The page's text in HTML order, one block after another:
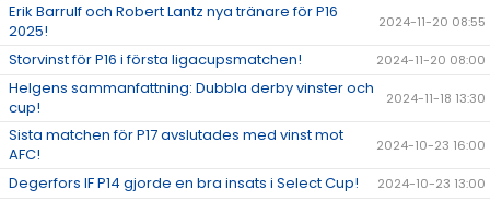
Erik Barrulf och Robert Lantz nya tränare för P16
2025!
2024-11-20 08:55
Storvinst för P16 i första ligacupsmatchen! 2024-11-20 08:00
Helgens sammanfattning: Dubbla derby vinster och
cup!
2024-11-18 13:30
Sista matchen för P17 avslutades med vinst mot
AFC!
2024-10-23 16:00
Degerfors IF P14 gjorde en bra insats i Select Cup! 2024-10-23 13:00